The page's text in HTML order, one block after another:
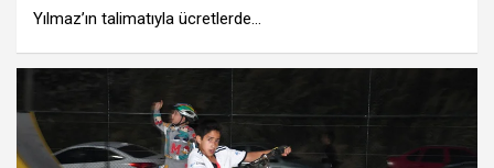
Yılmaz’ın talimatıyla ücretlerde…